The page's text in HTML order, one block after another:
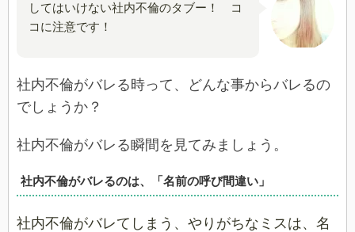
してはいけない社内不倫のタブー！ コ
コに注意です！
社内不倫がバレる時って、どんな事からバレるの
でしょうか？
社内不倫がバレる瞬間を見てみましょう。
社内不倫がバレるのは、「名前の呼び間違い」
社内不倫がバレてしまう、やりがちなミスは、名